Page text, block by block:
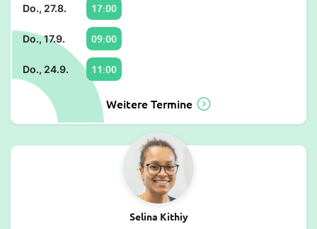
Do., 27.8. 17:00
Do., 17.9. 09:00
Do., 24.9. 11:00
Weitere Termine
Selina Kithiy